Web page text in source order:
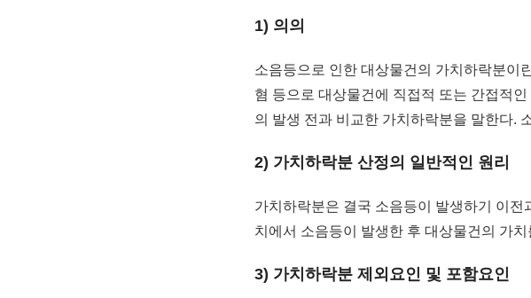
1) 의의
소음등으로 인한 대상물건의 가치하락분이
혐 등으로 대상물건에 직접적 또는 간접적
의 발생 전과 비교한 가치하락분을 말한다.
2) 가치하락분 산정의 일반적인 원리
가치하락분은 결국 소음등이 발생하기 이
치에서 소음등이 발생한 후 대상물건의 가
3) 가치하락분 제외요인 및 포함요인